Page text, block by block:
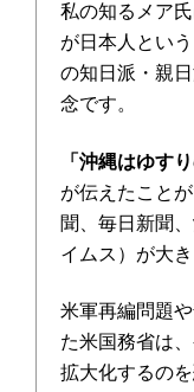
私の知るメア
が日本人とい
の知日派・親
念です。
「沖縄はゆす
が伝えたこと
聞、毎日新聞
イムス）が大
米軍再編問題
た米国務省は
拡大化するの